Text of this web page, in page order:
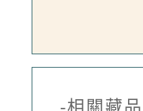
-相關藏